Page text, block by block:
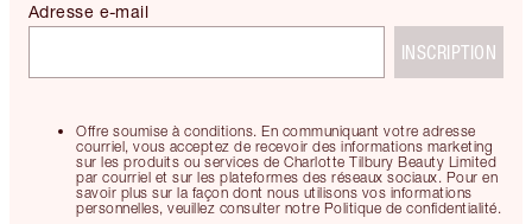
Offre soumise à conditions. En communiquant votre adresse
courriel, vous acceptez de recevoir des informations marketing
sur les produits ou services de Charlotte Tilbury Beauty Limited
par courriel et sur les plateformes des réseaux sociaux. Pour en
savoir plus sur la façon dont nous utilisons vos informations
personnelles, veuillez consulter notre Politique de confidentialité.
Adresse e-mail
INSCRIPTION